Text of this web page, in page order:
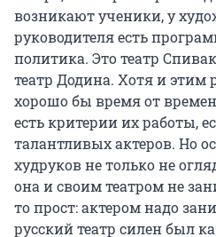
возникают ученики, у
руководителя есть
политика. Это театр
театр Додина. Хотя и этим
хорошо бы время от
есть критерии их работы,
талантливых актеров. Но
худруков не только не
она и своим театром не
то прост: актером надо
русский театр силен был